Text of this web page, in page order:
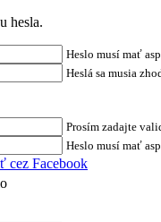
hesla.
Heslo musí mať
Heslá sa musia
Prosím zadajte
Heslo musí mať
cez Facebook